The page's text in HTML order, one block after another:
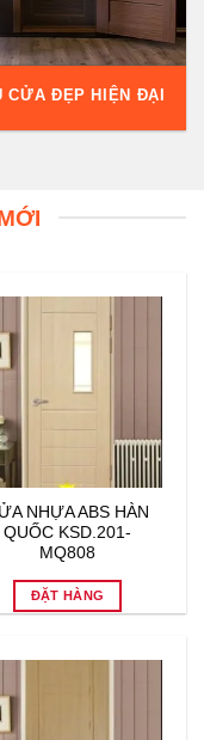
NHỰA ABS HÀN
QUỐC KSD.201-
ĐẶT HÀNG